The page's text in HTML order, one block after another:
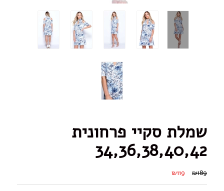
שמלת סקיי פרחונית
34,36,38,40,42
₪189
₪119